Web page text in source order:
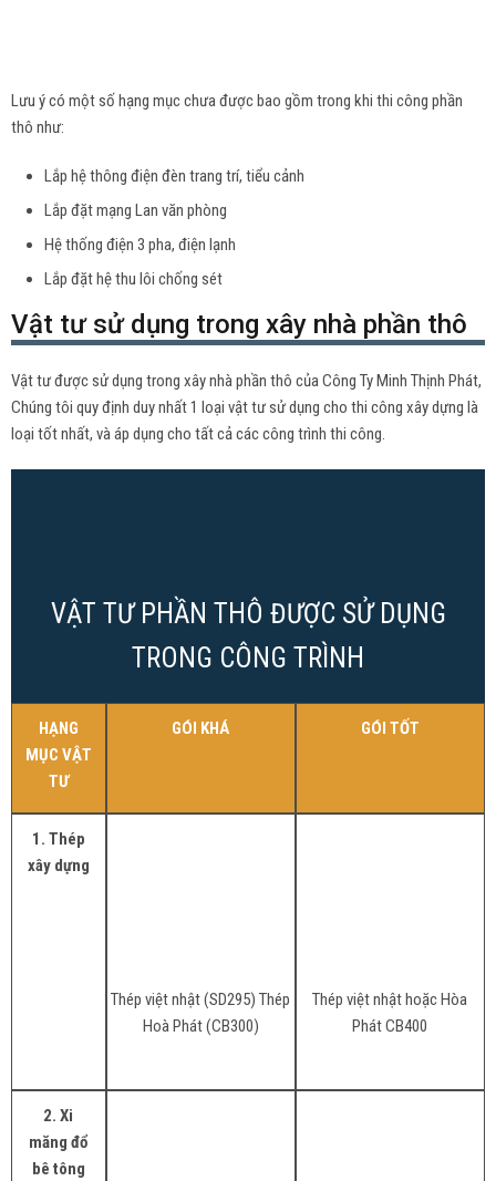
Lưu ý có một số hạng mục chưa được bao gồm trong khi thi công phần
thô như:
Lắp hệ thông điện đèn trang trí, tiểu cảnh
Lắp đặt mạng Lan văn phòng
Hệ thống điện 3 pha, điện lạnh
Lắp đặt hệ thu lôi chống sét
Vật tư sử dụng trong xây nhà phần thô
Vật tư được sử dụng trong xây nhà phần thô của Công Ty Minh Thịnh Phát,
Chúng tôi quy định duy nhất 1 loại vật tư sử dụng cho thi công xây dựng là
loại tốt nhất, và áp dụng cho tất cả các công trình thi công.
VẬT TƯ PHẦN THÔ ĐƯỢC SỬ DỤNG
TRONG CÔNG TRÌNH
HẠNG
MỤC VẬT
TƯ
GÓI KHÁ GÓI TỐT
1. Thép
xây dựng
Thép việt nhật (SD295) Thép
Hoà Phát (CB300)
Thép việt nhật hoặc Hòa
Phát CB400
2. Xi
măng đổ
bê tông